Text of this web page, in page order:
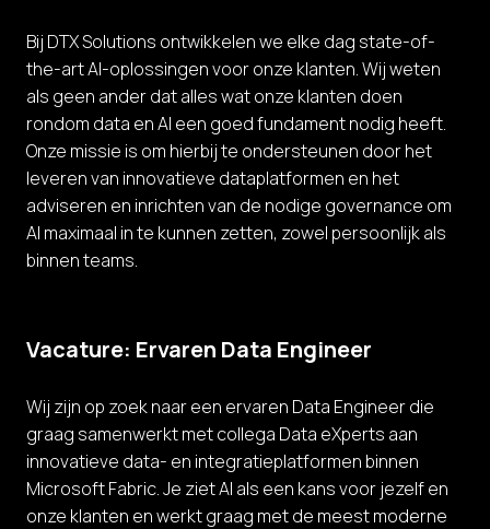
Bij DTX Solutions ontwikkelen we elke dag state-of-
the-art AI-oplossingen voor onze klanten. Wij weten
als geen ander dat alles wat onze klanten doen
rondom data en AI een goed fundament nodig heeft.
Onze missie is om hierbij te ondersteunen door het
leveren van innovatieve dataplatformen en het
adviseren en inrichten van de nodige governance om
AI maximaal in te kunnen zetten, zowel persoonlijk als
binnen teams.
Vacature: Ervaren Data Engineer
Wij zijn op zoek naar een ervaren Data Engineer die
graag samenwerkt met collega Data eXperts aan
innovatieve data- en integratieplatformen binnen
Microsoft Fabric. Je ziet AI als een kans voor jezelf en
onze klanten en werkt graag met de meest moderne